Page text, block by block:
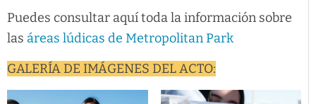
Puedes consultar aquí toda la información sobre
las áreas lúdicas de Metropolitan Park
GALERÍA DE IMÁGENES DEL ACTO: